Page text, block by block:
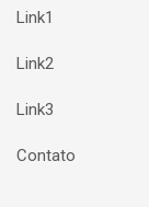
Link1
Link2
Link3
Contato